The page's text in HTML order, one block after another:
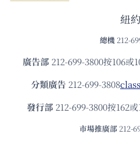
紐約
總機 212-
廣告部212-699-3800按106或
分類廣告 212-699-3808
發⾏部 212-699-3800按162
市場推廣部 212-